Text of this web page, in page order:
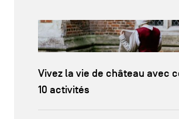
Vivez la vie de château avec
10 activités